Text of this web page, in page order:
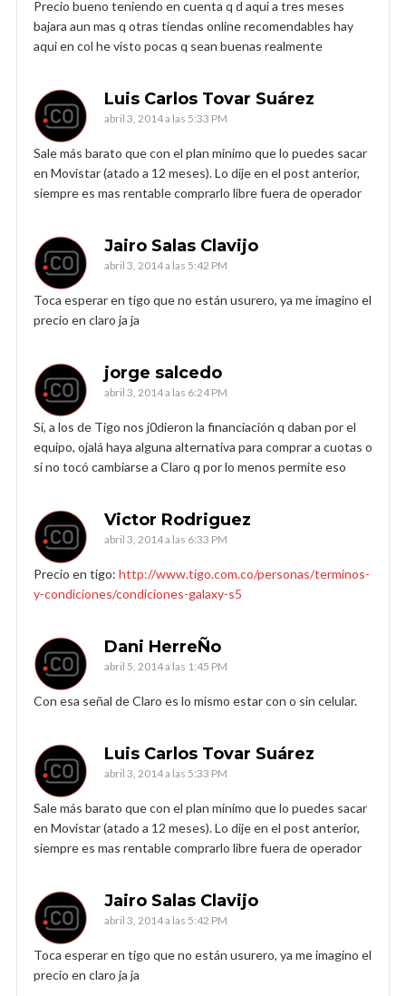
Precio bueno teniendo en cuenta q d aqui a tres meses
bajara aun mas q otras tiendas online recomendables hay
aqui en col he visto pocas q sean buenas realmente
Luis Carlos Tovar Suárez
abril 3, 2014 a las 5:33 PM
Sale más barato que con el plan minimo que lo puedes sacar
en Movistar (atado a 12 meses). Lo dije en el post anterior,
siempre es mas rentable comprarlo libre fuera de operador
Jairo Salas Clavijo
abril 3, 2014 a las 5:42 PM
Toca esperar en tigo que no están usurero, ya me imagino el
precio en claro ja ja
jorge salcedo
abril 3, 2014 a las 6:24 PM
Sí, a los de Tigo nos j0dieron la financiación q daban por el
equipo, ojalá haya alguna alternativa para comprar a cuotas o
si no tocó cambiarse a Claro q por lo menos permite eso
Victor Rodriguez
abril 3, 2014 a las 6:33 PM
Precio en tigo: http://www.tigo.com.co/personas/terminos-
y-condiciones/condiciones-galaxy-s5
Dani HerreÑo
abril 5, 2014 a las 1:45 PM
Con esa señal de Claro es lo mismo estar con o sin celular.
Luis Carlos Tovar Suárez
abril 3, 2014 a las 5:33 PM
Sale más barato que con el plan minimo que lo puedes sacar
en Movistar (atado a 12 meses). Lo dije en el post anterior,
siempre es mas rentable comprarlo libre fuera de operador
Jairo Salas Clavijo
abril 3, 2014 a las 5:42 PM
Toca esperar en tigo que no están usurero, ya me imagino el
precio en claro ja ja